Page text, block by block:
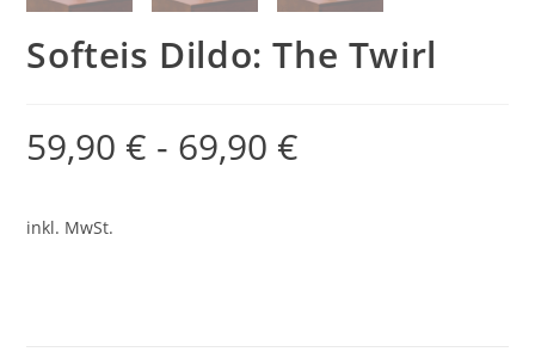
Softeis Dildo: The Twirl
59,90 € - 69,90 €
inkl. MwSt.